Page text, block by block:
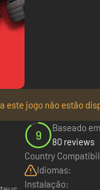
este jogo não estão
9
Baseado em
80 reviews
Country
Idiomas:
Instalação: